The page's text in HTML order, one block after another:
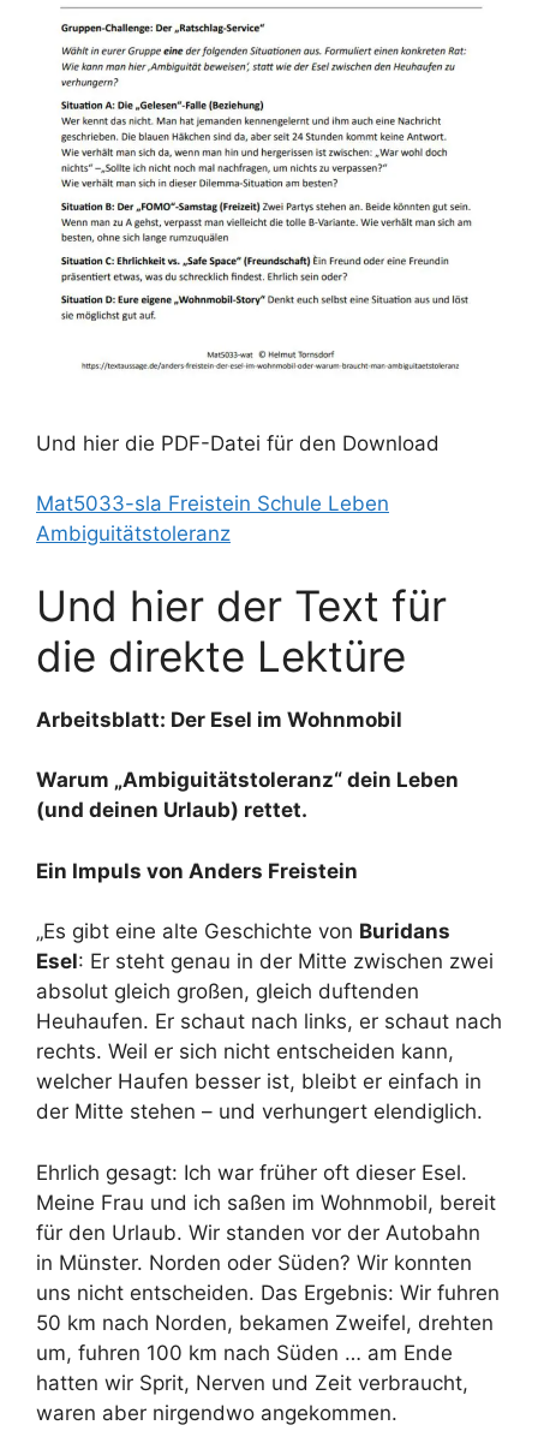
Und hier die PDF-Datei für den Download
Mat5033-sla Freistein Schule Leben
Ambiguitätstoleranz
Und hier der Text für
die direkte Lektüre
Arbeitsblatt: Der Esel im Wohnmobil
Warum „Ambiguitätstoleranz“ dein Leben
(und deinen Urlaub) rettet.
Ein Impuls von Anders Freistein
„Es gibt eine alte Geschichte von Buridans
Esel: Er steht genau in der Mitte zwischen zwei
absolut gleich großen, gleich duftenden
Heuhaufen. Er schaut nach links, er schaut nach
rechts. Weil er sich nicht entscheiden kann,
welcher Haufen besser ist, bleibt er einfach in
der Mitte stehen – und verhungert elendiglich.
Ehrlich gesagt: Ich war früher oft dieser Esel.
Meine Frau und ich saßen im Wohnmobil, bereit
für den Urlaub. Wir standen vor der Autobahn
in Münster. Norden oder Süden? Wir konnten
uns nicht entscheiden. Das Ergebnis: Wir fuhren
50 km nach Norden, bekamen Zweifel, drehten
um, fuhren 100 km nach Süden … am Ende
hatten wir Sprit, Nerven und Zeit verbraucht,
waren aber nirgendwo angekommen.